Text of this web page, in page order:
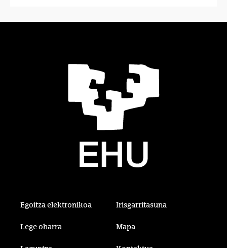
Egoitza elektronikoa Irisgarritasuna
Lege oharra Mapa